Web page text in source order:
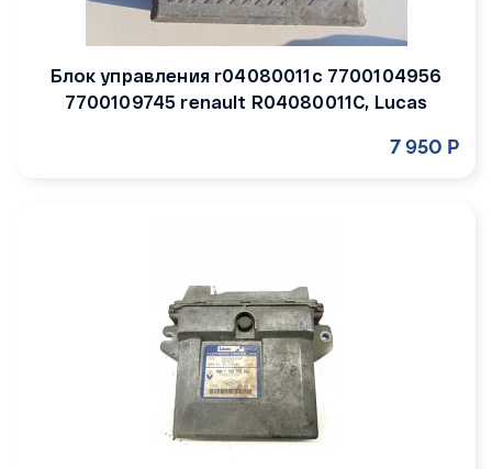
Блок управления r04080011c 7700104956
7700109745 renault R04080011C, Lucas
7 950 Р